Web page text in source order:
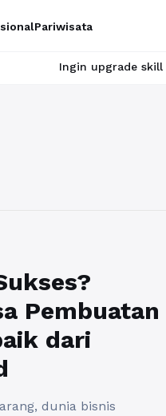
Pariwisata
Ingin upgrade skill tanpa
Pembuatan
dari
dunia bisnis